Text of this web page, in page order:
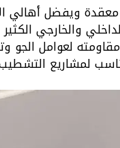
ويفضل أهالي
والخارجي
لعوامل الجو
لمشاريع